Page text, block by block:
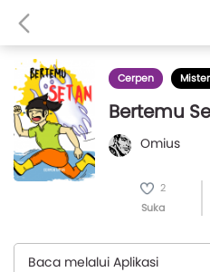
Cerpen
Bertemu
Omius
2
Suka
Baca melalui Aplikasi